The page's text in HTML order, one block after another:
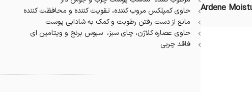
Ardene
حاوی کمپلکس مروب کننده، تقویت کننده و محافظت کننده
مانع از دست رفتن رطوبت و کمک به شادابی پوست
حاوی عصاره کلاژن، چای سبز، سبوس برنج و ویتامین ای
فاقد چربی